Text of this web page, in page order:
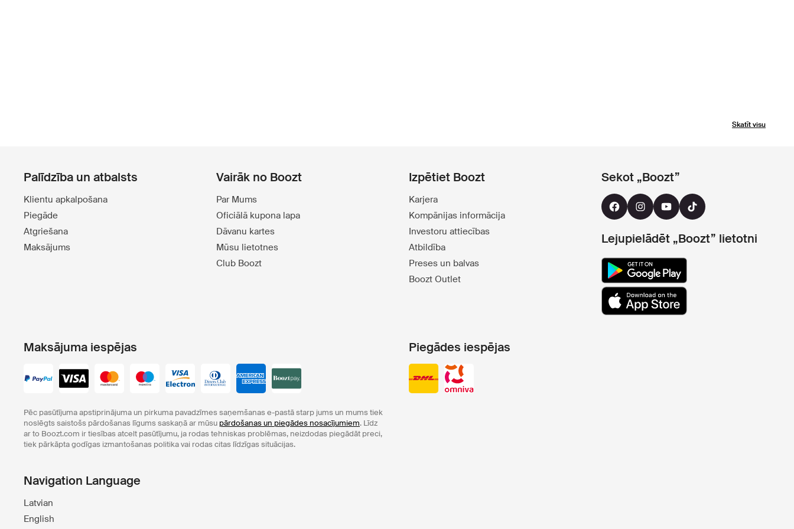
Skatīt visu
Palīdzība un atbalsts
Klientu apkalpošana
Piegāde
Atgriešana
Maksājums
Vairāk no Boozt
Par Mums
Oficiālā kupona lapa
Dāvanu kartes
Mūsu lietotnes
Club Boozt
Izpētiet Boozt
Karjera
Kompānijas informācija
Investoru attiecības
Atbildība
Preses un balvas
Boozt Outlet
Sekot „Boozt”
Lejupielādēt „Boozt” lietotni
Maksājuma iespējas
Pēc pasūtījuma apstiprinājuma un pirkuma pavadzīmes saņemšanas e-pastā starp jums un mums tiek
noslēgts saistošs pārdošanas līgums saskaņā ar mūsu pārdošanas un piegādes nosacījumiem. Līdz
ar to Boozt.com ir tiesības atcelt pasūtījumu, ja rodas tehniskas problēmas, neizdodas piegādāt preci,
tiek pārkāpta godīgas izmantošanas politika vai rodas citas līdzīgas situācijas.
Piegādes iespējas
Navigation Language
Latvian
English